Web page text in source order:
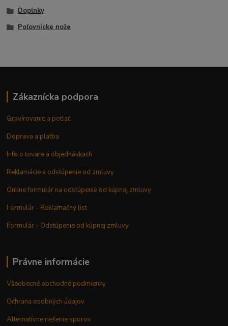
Doplnky
Poľovnícke nože
Zákaznícka podpora
Gravírovanie a potlač
Doprava a platba
Info o tovare a objednávkach
Reklamácie a odstúpenie od zmluvy
Online formulár na odstúpenie od kúpnej zmluvy
Formulár - Reklamačný list
Formulár - Odstúpenie od kúpnej zmluvy
Právne informácie
Všeobecné obchodné podmienky
Ochrana osobných údajov
Alternatívne riešenie sporov